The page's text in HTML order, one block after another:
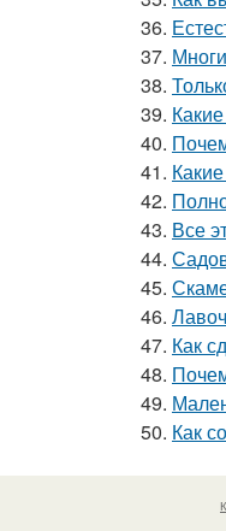
36.
37.
38.
39.
40.
41.
42.
43. Все
44.
45.
46.
47. Как
48.
49.
50. Как